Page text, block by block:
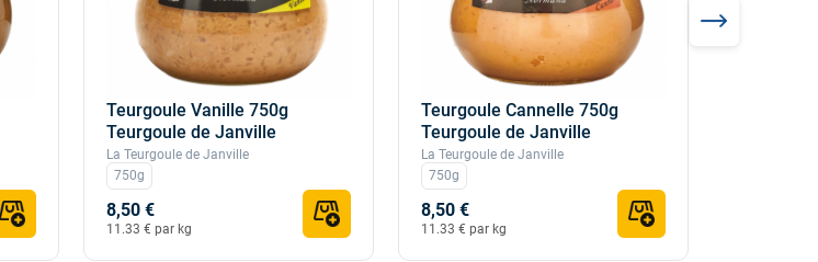
Teurgoule Vanille 750g
Teurgoule de Janville
La Teurgoule de Janville
750g
8,50 €
11.33 € par kg
Teurgoule Cannelle 750g
Teurgoule de Janville
La Teurgoule de Janville
750g
8,50 €
11.33 € par kg